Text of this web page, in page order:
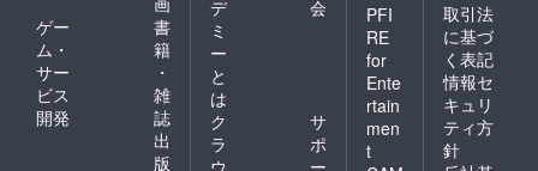
ゲー
ム・
サー
ビス
開発
書
籍
・
雑
誌
出
版
デ
ミ
ー
と
は
会
ク
ラ
ウ
サ
ポ
ー
PFI
RE
for
Ente
rtain
men
t
取引法
に基づ
く表記
情報セ
キュリ
ティ方
針